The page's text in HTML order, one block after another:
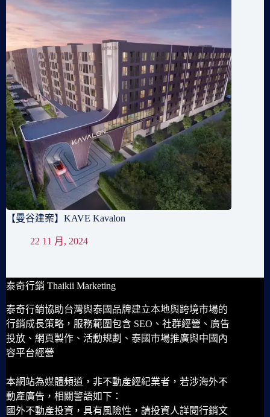
【曼谷建案】KAVE Kavalon
22 11 月, 2024
泰奇行銷 Thaikii Marketing
泰奇行銷協助台灣與泰國品牌建立本地與跨境市場的
行銷成長策略，服務範圍包含 SEO、社群經營、廣告
投放、網頁製作、活動規劃、泰國市場推廣與中國內
容平台經營
本網站為媒體頻道，非不動產經紀業者，若涉海外不
動產廣告，相關警語如下：
國外不動產投資，具有風險性，請投資人詳閱行銷文